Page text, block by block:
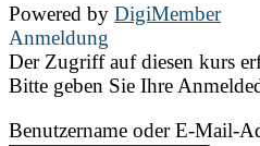
Powered by DigiMember
Anmeldung
Der Zugriff auf diesen kurs
Bitte geben Sie Ihre
Benutzername oder E-Mail-